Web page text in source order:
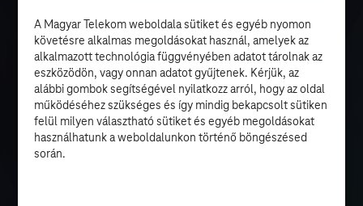
A Magyar Telekom weboldala sütiket és egyéb nyomon
követésre alkalmas megoldásokat használ, amelyek az
alkalmazott technológia függvényében adatot tárolnak az
eszközödön, vagy onnan adatot gyűjtenek. Kérjük, az
alábbi gombok segítségével nyilatkozz arról, hogy az oldal
működéséhez szükséges és így mindig bekapcsolt sütiken
felül milyen választható sütiket és egyéb megoldásokat
használhatunk a weboldalunkon történő böngészésed
során.